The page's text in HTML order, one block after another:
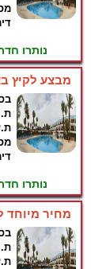
נותרו
מבצע לקיץ
נותרו
מחיר מיוחד לאילת